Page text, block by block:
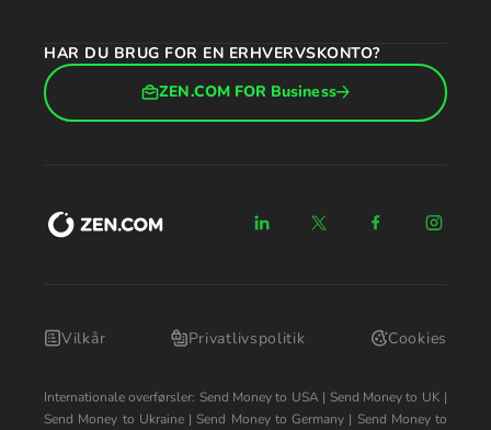
HAR DU BRUG FOR EN ERHVERVSKONTO?
ZEN.COM FOR Business
Vilkår Privatlivspolitik Cookies
Internationale overførsler: Send Money to USA| Send Money to UK |
Send Money to Ukraine| Send Money to Germany | Send Money to